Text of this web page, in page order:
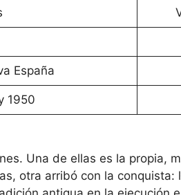
España
1950
Una de ellas es la propia,
otra arribó con la conquista: